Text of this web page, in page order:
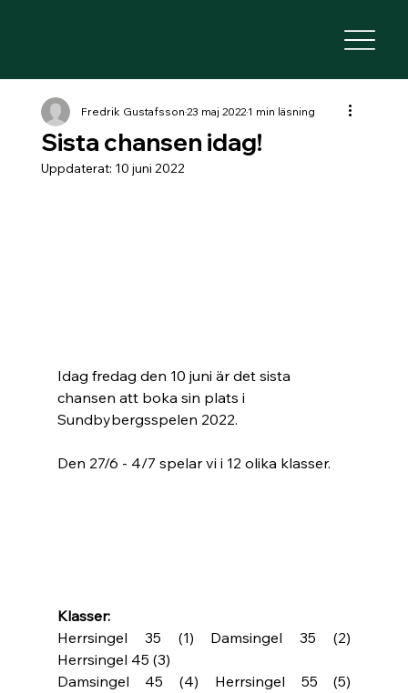
Sista chansen idag!
Fredrik Gustafsson23 maj 20221 min läsning
Uppdaterat: 10 juni 2022
Idag fredag den 10 juni är det sista
chansen att boka sin plats i
Sundbybergsspelen 2022.
Den 27/6 - 4/7 spelar vi i 12 olika klasser.
Klasser:
Herrsingel 35 (1) Damsingel 35 (2)
Herrsingel 45 (3)
Damsingel 45 (4) Herrsingel 55 (5)